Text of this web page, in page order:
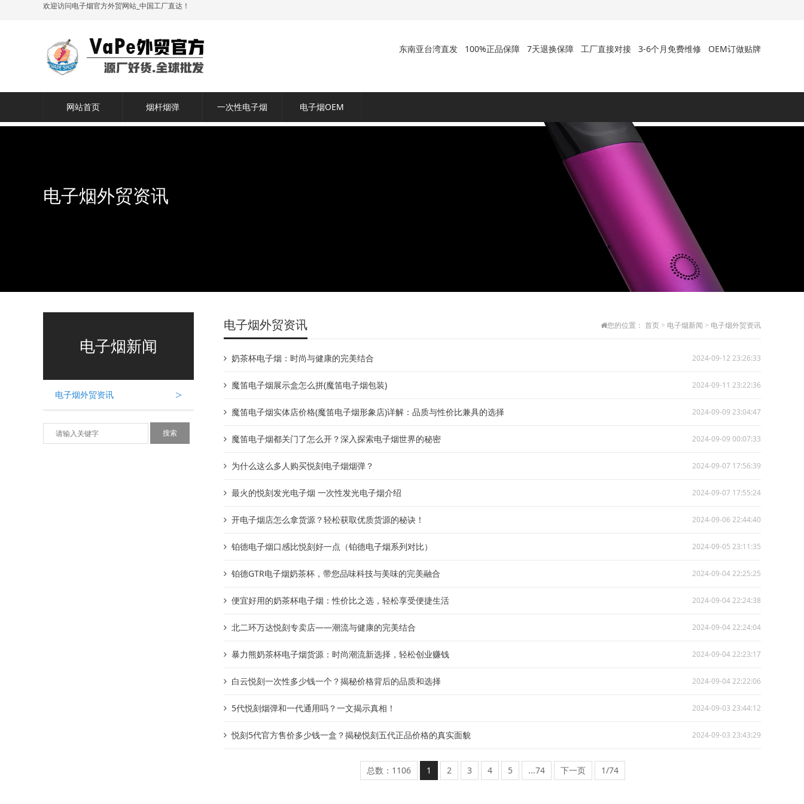
欢迎访问电子烟官方外贸网站_中国工厂直达！
OEM订做贴牌
3-6个月免费维修
工厂直接对接
7天退换保障
100%正品保障
东南亚台湾直发
网站首页 烟杆烟弹 一次性电子烟 电子烟OEM
电子烟外贸资讯
电子烟新闻
电子烟外贸资讯 >
电子烟外贸资讯 您的位置： 首页 > 电子烟新闻 > 电子烟外贸资讯
奶茶杯电子烟：时尚与健康的完美结合 2024-09-12 23:26:33
魔笛电子烟展示盒怎么拼(魔笛电子烟包装) 2024-09-11 23:22:36
魔笛电子烟实体店价格(魔笛电子烟形象店)详解：品质与性价比兼具的选择 2024-09-09 23:04:47
魔笛电子烟都关门了怎么开？深入探索电子烟世界的秘密 2024-09-09 00:07:33
为什么这么多人购买悦刻电子烟烟弹？ 2024-09-07 17:56:39
最火的悦刻发光电子烟 一次性发光电子烟介绍 2024-09-07 17:55:24
开电子烟店怎么拿货源？轻松获取优质货源的秘诀！ 2024-09-06 22:44:40
铂德电子烟口感比悦刻好一点（铂德电子烟系列对比） 2024-09-05 23:11:35
铂德GTR电子烟奶茶杯，带您品味科技与美味的完美融合 2024-09-04 22:25:25
便宜好用的奶茶杯电子烟：性价比之选，轻松享受便捷生活 2024-09-04 22:24:38
北二环万达悦刻专卖店——潮流与健康的完美结合 2024-09-04 22:24:04
暴力熊奶茶杯电子烟货源：时尚潮流新选择，轻松创业赚钱 2024-09-04 22:23:17
白云悦刻一次性多少钱一个？揭秘价格背后的品质和选择 2024-09-04 22:22:06
5代悦刻烟弹和一代通用吗？一文揭示真相！ 2024-09-03 23:44:12
悦刻5代官方售价多少钱一盒？揭秘悦刻五代正品价格的真实面貌 2024-09-03 23:43:29
总数：1106 1 2 3 4 5 ...74 下一页 1/74